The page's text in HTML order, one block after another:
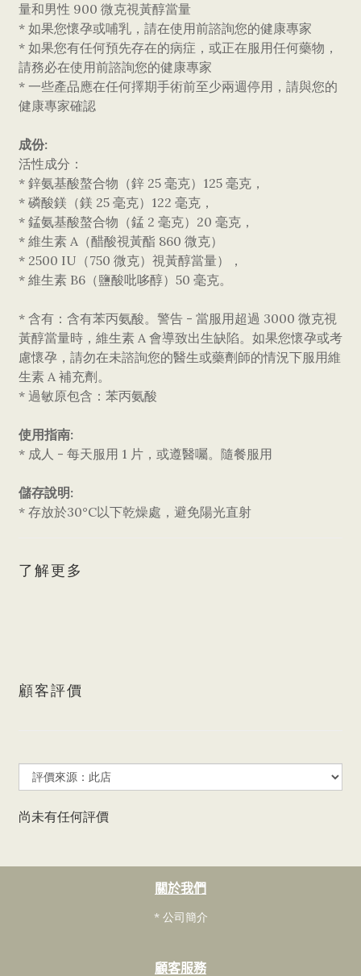
量和男性 900 微克視黃醇當量
* 如果您懷孕或哺乳，請在使用前諮詢您的健康專家
* 如果您有任何預先存在的病症，或正在服用任何藥物，
請務必在使用前諮詢您的健康專家
* 一些產品應在任何擇期手術前至少兩週停用，請與您的
健康專家確認
成份:
活性成分：
* 鋅氨基酸螯合物（鋅 25 毫克）125 毫克，
* 磷酸鎂（鎂 25 毫克）122 毫克，
* 錳氨基酸螯合物（錳 2 毫克）20 毫克，
* 維生素 A（醋酸視黃酯 860 微克）
* 2500 IU（750 微克）視黃醇當量），
* 維生素 B6（鹽酸吡哆醇）50 毫克。
* 含有：含有苯丙氨酸。警告 - 當服用超過 3000 微克視
黃醇當量時，維生素 A 會導致出生缺陷。如果您懷孕或考
慮懷孕，請勿在未諮詢您的醫生或藥劑師的情況下服用維
生素 A 補充劑。
* 過敏原包含：苯丙氨酸
使用指南:
* 成人 - 每天服用 1 片，或遵醫囑。隨餐服用
儲存說明:
* 存放於30°C以下乾燥處，避免陽光直射
了解更多
顧客評價
尚未有任何評價
關於我們
* 公司簡介
顧客服務